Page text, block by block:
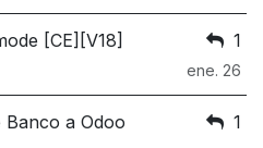
[CE][V18] 1
ene. 26
a Odoo
1